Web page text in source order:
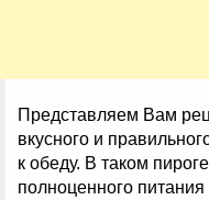
Представляем Вам
вкусного и
к обеду. В таком
полноценного